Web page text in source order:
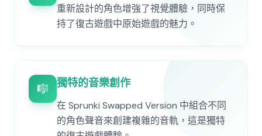
重新設計的角色增強了視覺體驗，同時保
持了復古遊戲中原始遊戲的魅力。
🎼 獨特的音樂創作
在 Sprunki Swapped Version 中組合不同
的角色聲音來創建複雜的音軌，這是獨特